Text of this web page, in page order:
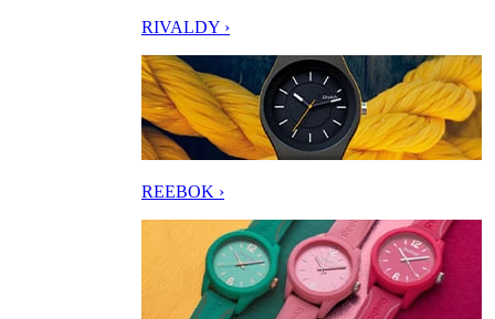
RIVALDY ›
REEBOK ›